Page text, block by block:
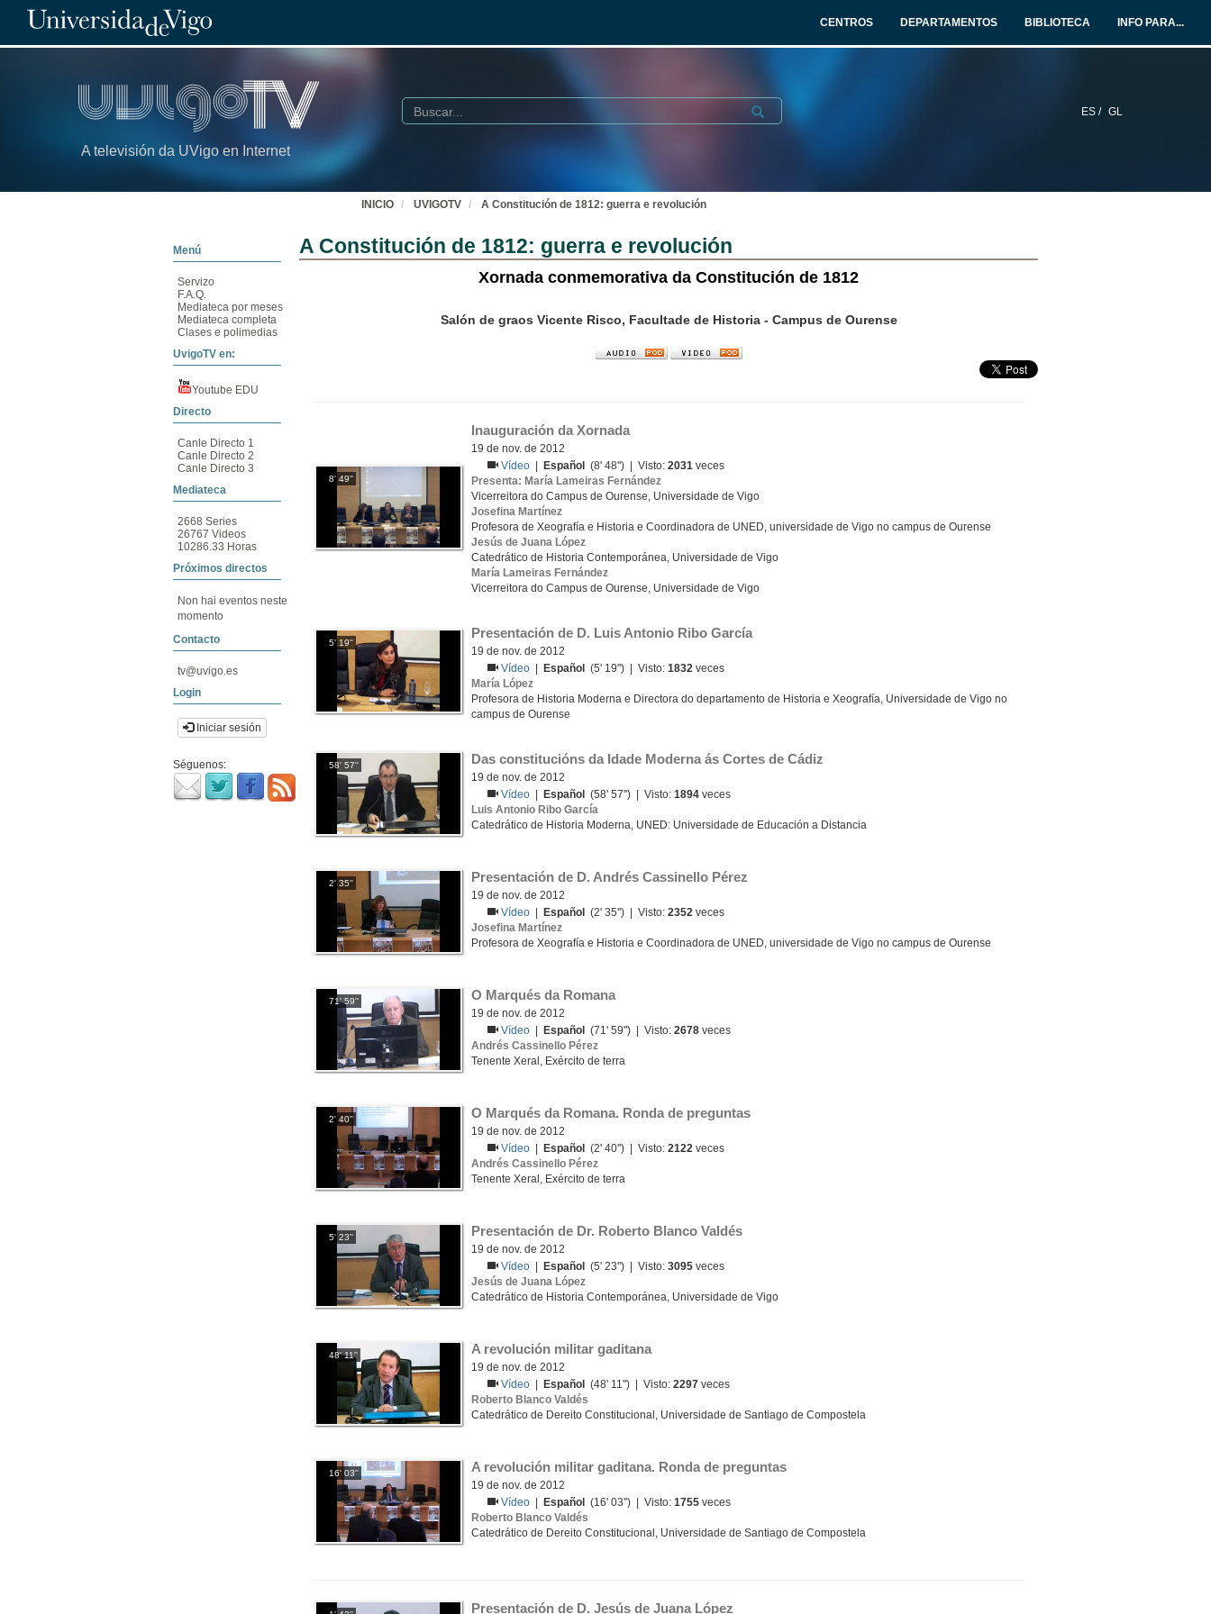
CENTROS DEPARTAMENTOS BIBLIOTECA INFO PARA...
A televisión da UVigo en Internet
ES / GL
Buscar Submit
INICIO UVIGOTV A Constitución de 1812: guerra e revolución
Menú
Servizo
F.A.Q.
Mediateca por meses
Mediateca completa
Clases e polimedias
UvigoTV en:
Youtube EDU
Directo
Canle Directo 1
Canle Directo 2
Canle Directo 3
Mediateca
2668 Series
26767 Videos
10286.33 Horas
Próximos directos
Non hai eventos neste
momento
Contacto
tv@uvigo.es
Login
Iniciar sesión
Séguenos:
A Constitución de 1812: guerra e revolución
Xornada conmemorativa da Constitución de 1812
Salón de graos Vicente Risco, Facultade de Historia - Campus de Ourense
8' 49''
Inauguración da Xornada
19 de nov. de 2012
Vídeo
Español (8' 48'') | Visto:2031 veces
Presenta: María Lameiras Fernández
Vicerreitora do Campus de Ourense, Universidade de Vigo
Josefina Martínez
Profesora de Xeografía e Historia e Coordinadora de UNED, universidade de Vigo no campus de Ourense
Jesús de Juana López
Catedrático de Historia Contemporánea, Universidade de Vigo
María Lameiras Fernández
Vicerreitora do Campus de Ourense, Universidade de Vigo
5' 19''
Presentación de D. Luis Antonio Ribo García
19 de nov. de 2012
Vídeo
Español (5' 19'') | Visto:1832 veces
María López
Profesora de Historia Moderna e Directora do departamento de Historia e Xeografía, Universidade de Vigo no
campus de Ourense
58' 57'' Das constitucións da Idade Moderna ás Cortes de Cádiz
19 de nov. de 2012
Vídeo
Español (58' 57'') | Visto:1894 veces
Luis Antonio Ribo García
Catedrático de Historia Moderna, UNED: Universidade de Educación a Distancia
2' 35'' Presentación de D. Andrés Cassinello Pérez
19 de nov. de 2012
Vídeo
Español (2' 35'') | Visto:2352 veces
Josefina Martínez
Profesora de Xeografía e Historia e Coordinadora de UNED, universidade de Vigo no campus de Ourense
71' 59'' O Marqués da Romana
19 de nov. de 2012
Vídeo
Español (71' 59'') | Visto:2678 veces
Andrés Cassinello Pérez
Tenente Xeral, Exército de terra
2' 40'' O Marqués da Romana. Ronda de preguntas
19 de nov. de 2012
Vídeo
Español (2' 40'') | Visto:2122 veces
Andrés Cassinello Pérez
Tenente Xeral, Exército de terra
5' 23'' Presentación de Dr. Roberto Blanco Valdés
19 de nov. de 2012
Vídeo
Español (5' 23'') | Visto:3095 veces
Jesús de Juana López
Catedrático de Historia Contemporánea, Universidade de Vigo
48' 11'' A revolución militar gaditana
19 de nov. de 2012
Vídeo
Español (48' 11'') | Visto:2297 veces
Roberto Blanco Valdés
Catedrático de Dereito Constitucional, Universidade de Santiago de Compostela
16' 03'' A revolución militar gaditana. Ronda de preguntas
19 de nov. de 2012
Vídeo
Español (16' 03'') | Visto:1755 veces
Roberto Blanco Valdés
Catedrático de Dereito Constitucional, Universidade de Santiago de Compostela
Presentación de D. Jesús de Juana López